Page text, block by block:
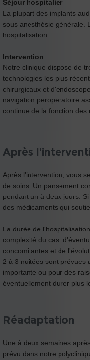
Séjour hospitalier
La plupart des implants
sous anesthésie générale.
hospitalisation.
Intervention
Notre clinique dispose de
technologies les plus
chirurgicaux et
navigation peropératoire
continue de la fonction des
Après
Après l'intervention, vous
de soins. Un pansement
pendant un à deux jours.
des médicaments qui
La durée de
complexité du cas,
concomitantes et de
2 à 3 nuitées sont prévues
importante ou pour des
éventuellement durer plus
Réadaptation
Une à deux semaines
prévu dans notre